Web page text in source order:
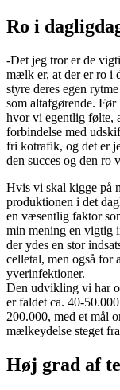
Ro i
-Det jeg tror er de
mælk er, at der er ro i
styre deres egen
som altafgørende.
hvor vi egentlig følte,
forbindelse med
fri kotrafik, og det er
den succes og den ro
Hvis vi skal kigge på
produktionen i det
en væsentlig faktor
min mening en vigtig
der ydes en stor
celletal, men også for
yverinfektioner.
Den udvikling vi har
er faldet ca. 40-
200.000, med et mål
mælkeydelse steget
Høj grad af